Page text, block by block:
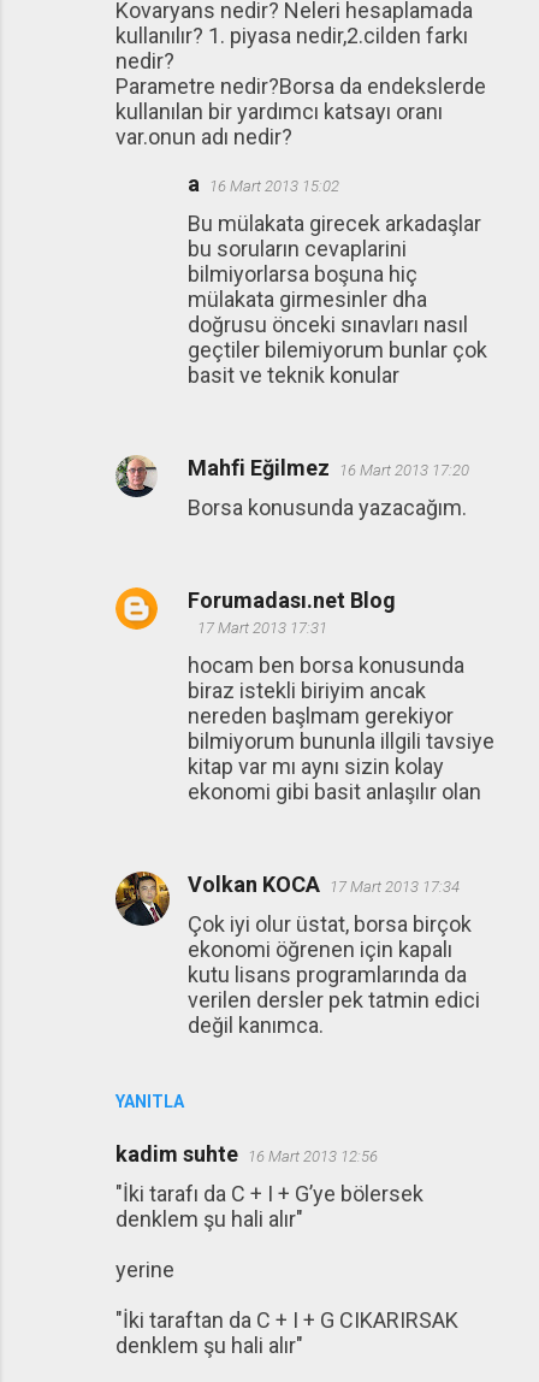
Kovaryans nedir? Neleri hesaplamada
kullanılır? 1. piyasa nedir,2.cilden farkı
nedir?
Parametre nedir?Borsa da endekslerde
kullanılan bir yardımcı katsayı oranı
var.onun adı nedir?
YANITLA
a 16 Mart 2013 15:02
Bu mülakata girecek arkadaşlar
bu soruların cevaplarini
bilmiyorlarsa boşuna hiç
mülakata girmesinler dha
doğrusu önceki sınavları nasıl
geçtiler bilemiyorum bunlar çok
basit ve teknik konular
Mahfi Eğilmez 16 Mart 2013 17:20
Borsa konusunda yazacağım.
Forumadası.net Blog
17 Mart 2013 17:31
hocam ben borsa konusunda
biraz istekli biriyim ancak
nereden başlmam gerekiyor
bilmiyorum bununla illgili tavsiye
kitap var mı aynı sizin kolay
ekonomi gibi basit anlaşılır olan
Volkan KOCA 17 Mart 2013 17:34
Çok iyi olur üstat, borsa birçok
ekonomi öğrenen için kapalı
kutu lisans programlarında da
verilen dersler pek tatmin edici
değil kanımca.
kadim suhte 16 Mart 2013 12:56
"İki tarafı da C + I + G’ye bölersek
denklem şu hali alır"
yerine
"İki taraftan da C + I + G CIKARIRSAK
denklem şu hali alır"